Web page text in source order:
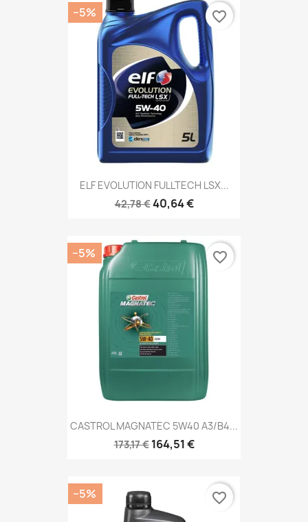
ELF EVOLUTION FULLTECH LSX...
42,78 €40,64 €
−5% favorite_border
CASTROL MAGNATEC 5W40 A3/B4...
173,17 € 164,51 €
−5% favorite_border
−5% favorite_border